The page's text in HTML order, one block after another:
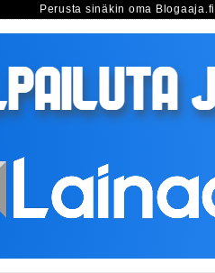
Perusta sinäkin oma